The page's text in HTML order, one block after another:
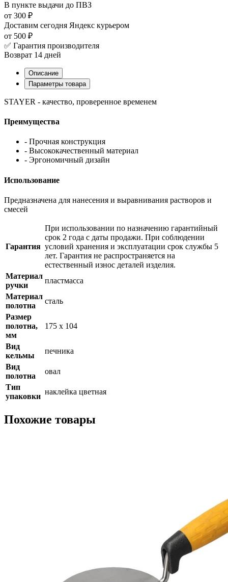
В пункте выдачи до ПВЗ
от 300 ₽
Доставим сегодня Яндекс курьером
от 500 ₽
✅ Гарантия производителя
Возврат 14 дней
Описание
Параметры товара
STAYER - качество, проверенное временем
Преимущества
- Прочная конструкция
- Высококачественный материал
- Эргономичный дизайн
Использование
Предназначена для нанесения и выравнивания растворов и
смесей
Гарантия
При использовании по назначению гарантийный
срок 2 года с даты продажи. При соблюдении
условий хранения и эксплуатации срок службы 5
лет. Гарантия не распространяется на
естественный износ деталей изделия.
Материал
ручки
пластмасса
Материал
полотна
сталь
Размер
полотна,
мм
175 x 104
Вид
кельмы
печника
Вид
полотна
овал
Тип
упаковки
наклейка цветная
Похожие товары